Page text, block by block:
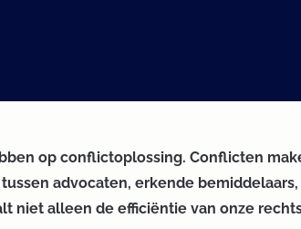
op conflictoplossing. Conflicten
advocaten, erkende
niet alleen de efficiëntie van onze